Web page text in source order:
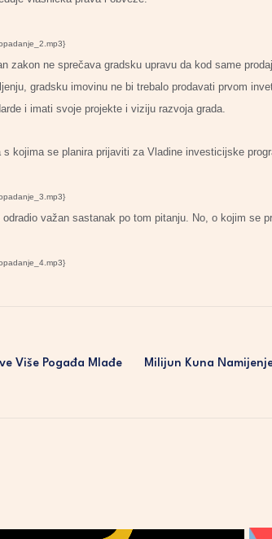
zakon ne sprečava gradsku upravu da kod same
gradsku imovinu ne bi trebalo prodavati prvom
i imati svoje projekte i viziju razvoja grada.
kojima se planira prijaviti za Vladine investicijske
važan sastanak po tom pitanju. No, o kojim se
Više Pogađa Mlađe
Milijun Kuna